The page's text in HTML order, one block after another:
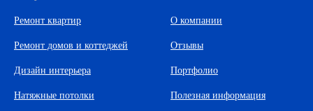
Ремонт квартир
Ремонт домов и коттеджей
Дизайн интерьера
Натяжные потолки
О компании
Отзывы
Портфолио
Полезная информация